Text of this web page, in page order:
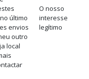
último
envios
outro
local
O nosso
interesse
legítimo